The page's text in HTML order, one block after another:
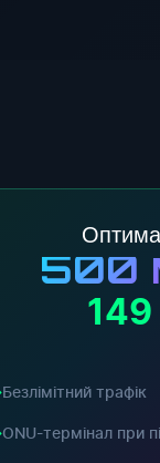
500
149
Безлімітний трафік
ONU-термінал при